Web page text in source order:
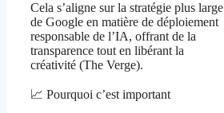
Cela s’aligne sur la stratégie plus large
de Google en matière de déploiement
responsable de l’IA, offrant de la
transparence tout en libérant la
créativité (The Verge).
📈 Pourquoi c’est important